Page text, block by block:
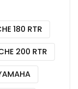
180 RTR
200 RTR